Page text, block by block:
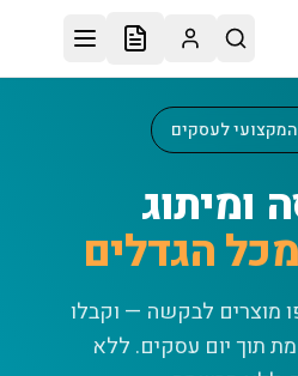
לעסקים
ומיתוג
הגדלים
מוצרים לבקשה — וקבלו
תוך יום עסקים. ללא